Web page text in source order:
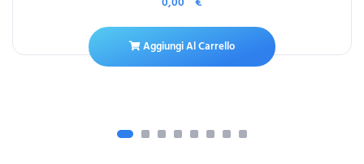
Aggiungi Al Carrello